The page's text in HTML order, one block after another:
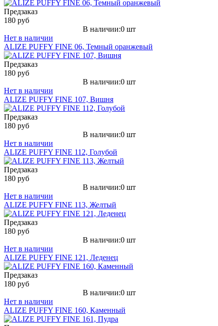
Предзаказ
180 руб
В наличии:0 шт
Нет в наличии
ALIZE PUFFY FINE 06, Темный оранжевый
Предзаказ
180 руб
В наличии:0 шт
Нет в наличии
ALIZE PUFFY FINE 107, Вишня
Предзаказ
180 руб
В наличии:0 шт
Нет в наличии
ALIZE PUFFY FINE 112, Голубой
Предзаказ
180 руб
В наличии:0 шт
Нет в наличии
ALIZE PUFFY FINE 113, Желтый
Предзаказ
180 руб
В наличии:0 шт
Нет в наличии
ALIZE PUFFY FINE 121, Леденец
Предзаказ
180 руб
В наличии:0 шт
Нет в наличии
ALIZE PUFFY FINE 160, Каменный